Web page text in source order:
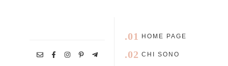
.01 HOME PAGE
.02 CHI SONO